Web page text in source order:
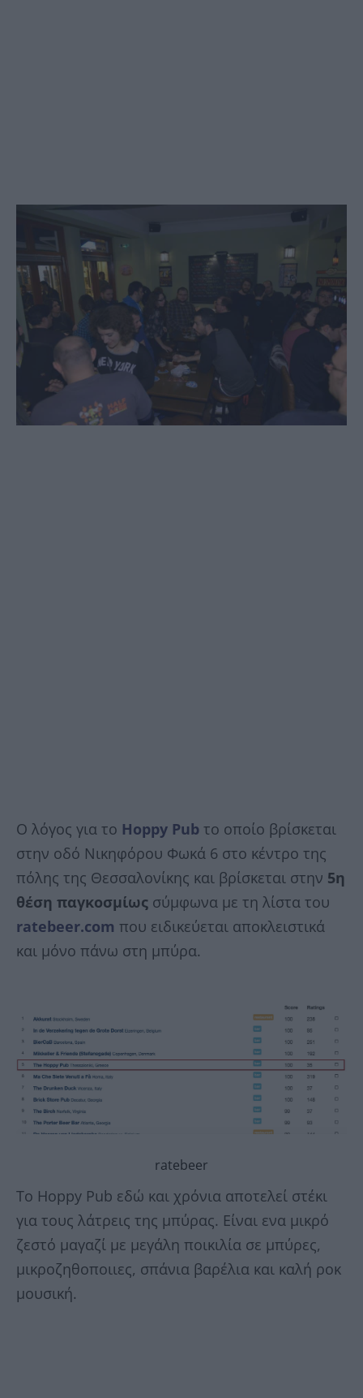
Ο λόγος για το Hoppy Pub το οποίο βρίσκεται
στην οδό Νικηφόρου Φωκά 6 στο κέντρο της
πόλης της Θεσσαλονίκης και βρίσκεται στην 5η
θέση παγκοσμίως σύμφωνα με τη λίστα του
ratebeer.com που ειδικεύεται αποκλειστικά
και μόνο πάνω στη μπύρα.
ratebeer
Το Hoppy Pub εδώ και χρόνια αποτελεί στέκι
για τους λάτρεις της μπύρας. Είναι ενα μικρό
ζεστό μαγαζί με μεγάλη ποικιλία σε μπύρες,
μικροζηθοποιιες, σπάνια βαρέλια και καλή ροκ
μουσική.